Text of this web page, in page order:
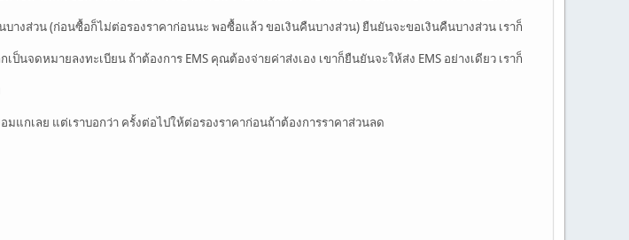
างส่วน (ก่อนซื้อก็ไม่ต่อรองราคาก่อนนะ พอซื้อแล้ว ขอเงินคืนบางส่วน) ยืนยันจะขอเงินคืนบางส่วน เราก็
เป็นจดหมายลงทะเบียน ถ้าต้องการ EMS คุณต้องจ่ายค่าส่งเอง เขาก็ยืนยันจะให้ส่ง EMS อย่างเดียว เราก็
แกเลย แต่เราบอกว่า ครั้งต่อไปให้ต่อรองราคาก่อนถ้าต้องการราคาส่วนลด